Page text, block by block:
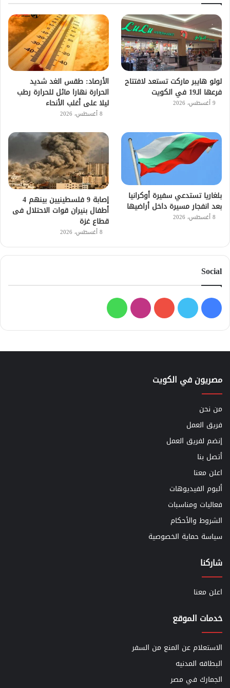
لولو هايبر ماركت تستعد لافتتاح
فرعها الـ19 في الكويت
9 أغسطس، 2026
الأرصاد: طقس الغد شديد
الحرارة نهارا مائل للحرارة رطب
ليلا على أغلب الأنحاء
8 أغسطس، 2026
بلغاريا تستدعي سفيرة أوكرانيا
بعد انفجار مسيرة داخل أراضيها
8 أغسطس، 2026
إصابة 9 فلسطينيين بينهم 4
أطفال بنيران قوات الاحتلال فى
قطاع غزة
8 أغسطس، 2026
Social
فيسبوك
تويتر يوتيوبانستقرامواتساب
مصريون في الكويت
من نحن
فريق العمل
إنضم لفريق العمل
أتصل بنا
اعلن معنا
ألبوم الفيديوهات
فعاليات ومناسبات
الشروط والأحكام
سياسة حماية الخصوصية
شاركنا
اعلن معنا
خدمات الموقع
الاستعلام عن المنع من السفر
البطاقه المدنيه
الجمارك في مصر